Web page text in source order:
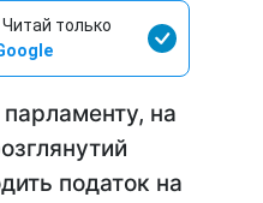
только
парламенту, на
податок на